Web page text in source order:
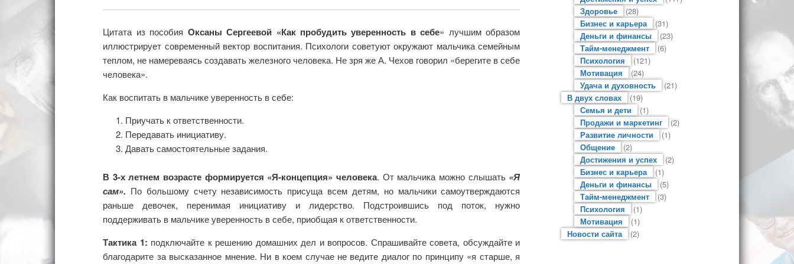
Цитата из пособия Оксаны Сергеевой «Как пробудить уверенность в себе» лучшим образом
иллюстрирует современный вектор воспитания. Психологи советуют окружают мальчика семейным
теплом, не намереваясь создавать железного человека. Не зря же А. Чехов говорил «берегите в себе
человека».
Как воспитать в мальчике уверенность в себе:
Приучать к ответственности.
Передавать инициативу.
Давать самостоятельные задания.
В 3-х летнем возрасте формируется «Я-концепция» человека. От мальчика можно слышать «Я
сам». По большому счету независимость присуща всем детям, но мальчики самоутверждаются
раньше девочек, перенимая инициативу и лидерство. Подстроившись под поток, нужно
поддерживать в мальчике уверенность в себе, приобщая к ответственности.
Тактика 1: подключайте к решению домашних дел и вопросов. Спрашивайте совета, обсуждайте и
благодарите за высказанное мнение. Ни в коем случае не ведите диалог по принципу «я старше, я
Здоровье
(28)
Бизнес и карьера
(31)
Деньги и финансы
(23)
Тайм-менеджмент
(6)
Психология
(121)
Мотивация
(24)
Удача и духовность
(21)
В двух словах
(19)
Семья и дети
(1)
Продажи и маркетинг
(2)
Развитие личности
(1)
Общение
(2)
Достижения и успех
(2)
Бизнес и карьера
(1)
Деньги и финансы
(5)
Тайм-менеджмент
(3)
Психология
(1)
Мотивация
(1)
Новости сайта
(2)